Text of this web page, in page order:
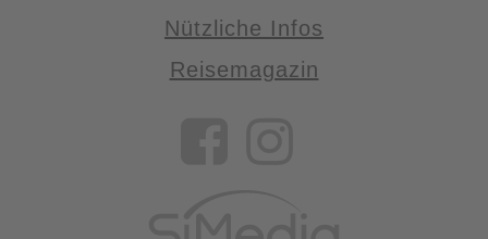
Nützliche Infos
Reisemagazin